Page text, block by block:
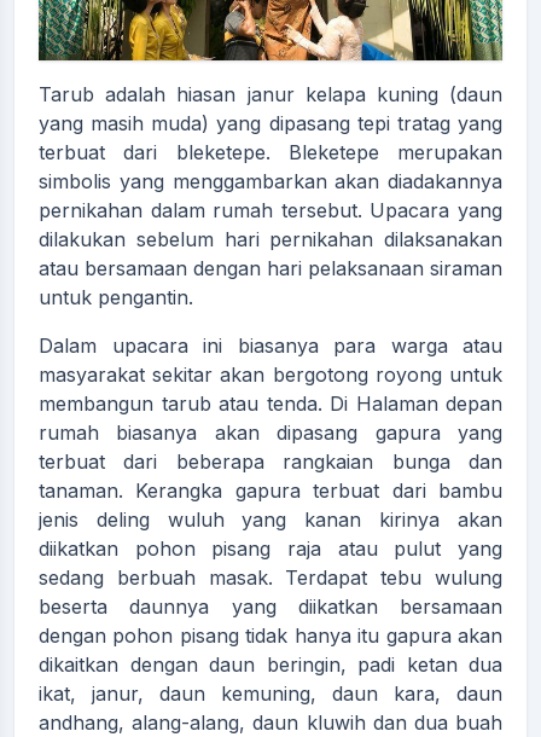
Tarub adalah hiasan janur kelapa kuning (daun
yang masih muda) yang dipasang tepi tratag yang
terbuat dari bleketepe. Bleketepe merupakan
simbolis yang menggambarkan akan diadakannya
pernikahan dalam rumah tersebut. Upacara yang
dilakukan sebelum hari pernikahan dilaksanakan
atau bersamaan dengan hari pelaksanaan siraman
untuk pengantin.
Dalam upacara ini biasanya para warga atau
masyarakat sekitar akan bergotong royong untuk
membangun tarub atau tenda. Di Halaman depan
rumah biasanya akan dipasang gapura yang
terbuat dari beberapa rangkaian bunga dan
tanaman. Kerangka gapura terbuat dari bambu
jenis deling wuluh yang kanan kirinya akan
diikatkan pohon pisang raja atau pulut yang
sedang berbuah masak. Terdapat tebu wulung
beserta daunnya yang diikatkan bersamaan
dengan pohon pisang tidak hanya itu gapura akan
dikaitkan dengan daun beringin, padi ketan dua
ikat, janur, daun kemuning, daun kara, daun
andhang, alang-alang, daun kluwih dan dua buah